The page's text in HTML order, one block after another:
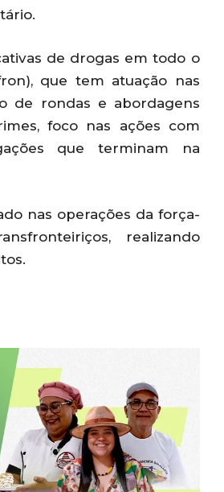
de drogas em todo o
que tem atuação nas
de rondas e abordagens
foco nas ações com
que terminam na
nas operações da força-
realizando